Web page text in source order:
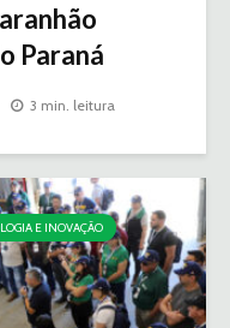
Paraná
3 min. leitura
E INOVAÇÃO